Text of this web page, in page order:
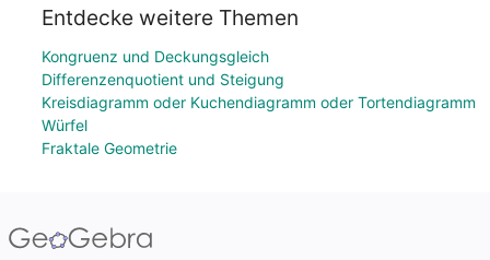
Entdecke weitere Themen
Kongruenz und Deckungsgleich
Differenzenquotient und Steigung
Kreisdiagramm oder Kuchendiagramm oder Tortendiagramm
Würfel
Fraktale Geometrie